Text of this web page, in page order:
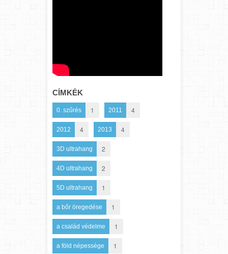
CÍMKÉK
0. szűrés 1 2011 4
2012 4 2013 4
3D ultrahang 2
4D ultrahang 2
5D ultrahang 1
a bőr öregedése 1
a család védelme 1
a föld népessége 1